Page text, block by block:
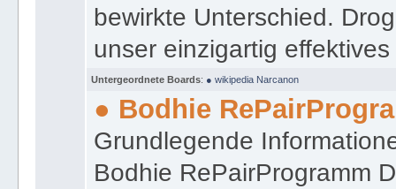
bewirkte Unterschied.
unser einzigartig
Untergeordnete Boards: ● wikipedia Narcanon
● Bodhie
Grundlegende
Bodhie RePairProgramm